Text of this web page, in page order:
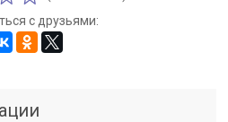
с друзьями: